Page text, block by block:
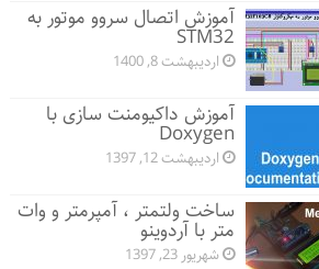
آموزش اتصال سروو موتور به
STM32
اردیبهشت 8, 1400
آموزش داکیومنت سازی با
Doxygen
اردیبهشت 12, 1397
ساخت ولتمتر ، آمپرمتر و وات
متر با آردوینو
شهریور 23, 1397